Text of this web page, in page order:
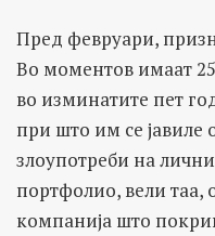
Пред февруари,
Во моментов имаат
во изминатите пет
при што им се јавиле
злоупотреби на
портфолио, вели таа,
компанија што